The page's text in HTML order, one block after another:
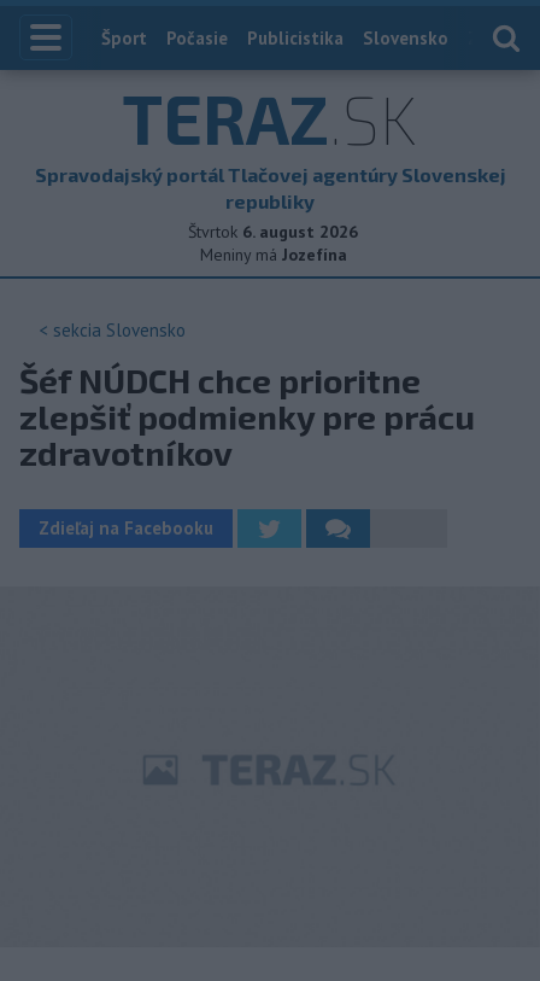
Index
Šport Počasie Publicistika Slovensko
TERAZ.SK
Spravodajský portál Tlačovej agentúry Slovenskej
republiky
Štvrtok 6. august 2026
Meniny má Jozefína
< sekcia Slovensko
Šéf NÚDCH chce prioritne
zlepšiť podmienky pre prácu
zdravotníkov
Zdieľaj na Facebooku